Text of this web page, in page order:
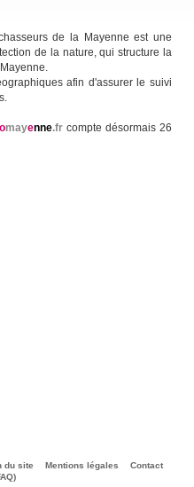
de la Mayenne est une
de la nature, qui structure la
afin d'assurer le suivi
mayenne.fr compte désormais 26
du site Mentions légales
Contact